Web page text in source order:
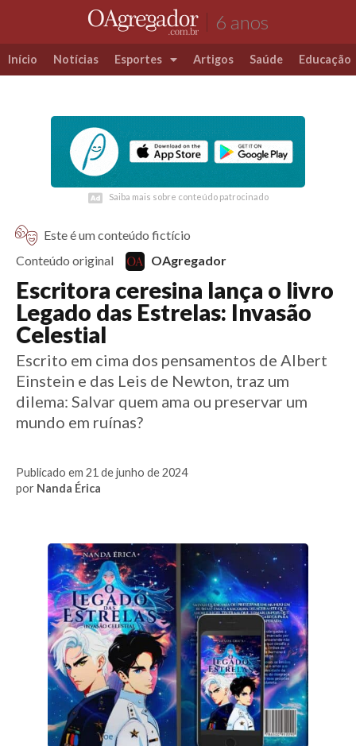
6 anos
Início Notícias Esportes Artigos Saúde Educação
Saiba mais sobre conteúdo patrocinado
Saiba mais sobre conteúdo patrocinado
Este é um conteúdo fictício
Conteúdo original
OAgregador
Escritora ceresina lança o livro
Legado das Estrelas: Invasão
Celestial
Escrito em cima dos pensamentos de Albert
Einstein e das Leis de Newton, traz um
dilema: Salvar quem ama ou preservar um
mundo em ruínas?
Publicado em 21 de junho de 2024
por Nanda Érica